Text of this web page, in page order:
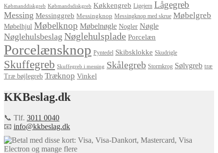
Købmanddiskgreb Købmandsdiskgreb Køkkengreb Ligejern Lågegreb
Messing Messinggreb Messingknop Messingknop med skrue Møbelgreb
Møbelhjul Møbelknop Møbelnøgle Nogler Nøgle
Nøglehulsbeslag Nøglehulsplade Porcelæn
Porcelænsknop Pyntedel Skibsklokke Skudrigle
Skuffegreb Skuffegreb i messing Skålegreb Stormkrog Sølvgreb træ
Træ bøjlegreb Træknop Vinkel
KKBeslag.dk
📞 Tlf. 3011 0040
📧 info@kkbeslag.dk